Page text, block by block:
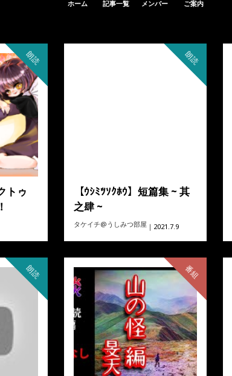
ホーム 記事一覧 メンバー ご案内
朗読
トゥ
朗読
【ｳｼﾐﾂｿｸﾎｳ】短篇集 ~ 其
之肆 ~
タケイチ@うしみつ部屋｜2021.7.9
朗読 番組